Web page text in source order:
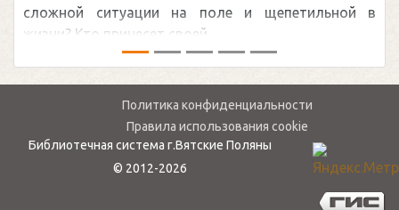
сложной ситуации на поле и щепетильной в
жизни? Кто принесет своей ...
Политика конфиденциальности
Правила использования cookie
Библиотечная система г.Вятские Поляны
© 2012-2026